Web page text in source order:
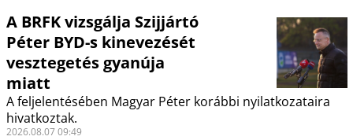
A BRFK vizsgálja Szijjártó
Péter BYD-s kinevezését
vesztegetés gyanúja
miatt
A feljelentésében Magyar Péter korábbi nyilatkozataira
hivatkoztak.
2026.08.07 09:49